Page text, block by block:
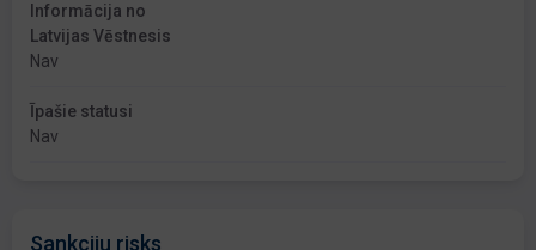
Informācija no
Latvijas Vēstnesis
Nav
Īpašie statusi
Nav
Sankciju risks